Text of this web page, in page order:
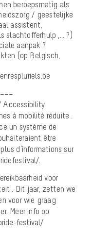
beroepsmatig als
/ geestelijke
assistent,
slachtofferhulp ,… ?)
aanpak ?
(op Belgisch,
Accessibility
à mobilité réduite .
un système de
être
d’informations sur
.
voor
. Dit jaar, zetten we
voor wie graag
Meer info op
festival/